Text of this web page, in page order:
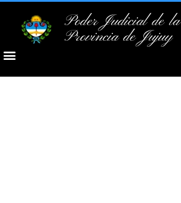
Poder Judicial de la
Provincia de Jujuy